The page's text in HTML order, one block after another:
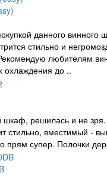
данного винного
стильно и
любителям
охлаждения до ..
шкаф, решилась и не
стильно, вместимый -
прям супер. Полочки